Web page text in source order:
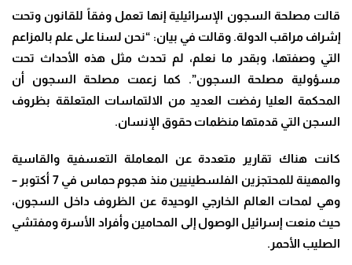
قالت مصلحة السجون الإسرائيلية إنها تعمل وفقاً للقانون وتحت
إشراف مراقب الدولة. وقالت في بيان: “نحن لسنا على علم بالمزاعم
التي وصفتها، وبقدر ما نعلم، لم تحدث مثل هذه الأحداث تحت
مسؤولية مصلحة السجون”. كما زعمت مصلحة السجون أن
المحكمة العليا رفضت العديد من الالتماسات المتعلقة بظروف
السجن التي قدمتها منظمات حقوق الإنسان.
كانت هناك تقارير متعددة عن المعاملة التعسفية والقاسية
والمهينة للمحتجزين الفلسطينيين منذ هجوم حماس في 7 أكتوبر –
وهي لمحات العالم الخارجي الوحيدة عن الظروف داخل السجون،
حيث منعت إسرائيل الوصول إلى المحامين وأفراد الأسرة ومفتشي
الصليب الأحمر.